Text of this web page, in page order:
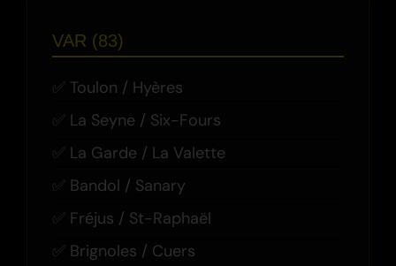
VAR (83)
Toulon / Hyères
La Seyne / Six-Fours
La Garde / La Valette
Bandol / Sanary
Fréjus / St-Raphaël
Brignoles / Cuers